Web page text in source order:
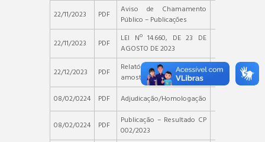
22/11/2023 PDF
Aviso de Chamamento
Público – Publicações
22/11/2023
PDF
LEI Nº 14.660, DE 23 DE
AGOSTO DE 2023
22/12/2023
PDF
Relatório de análise de
amostra
08/02/0224
PDF Adjudicação/Homologação
08/02/0224 PDF
Publicação – Resultado CP
002/2023